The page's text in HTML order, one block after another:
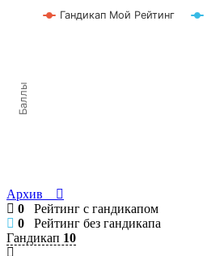
Баллы
Гандикап Мой Рейтинг
Архив
0 Рейтинг с гандикапом
0 Рейтинг без гандикапа
Гандикап 10